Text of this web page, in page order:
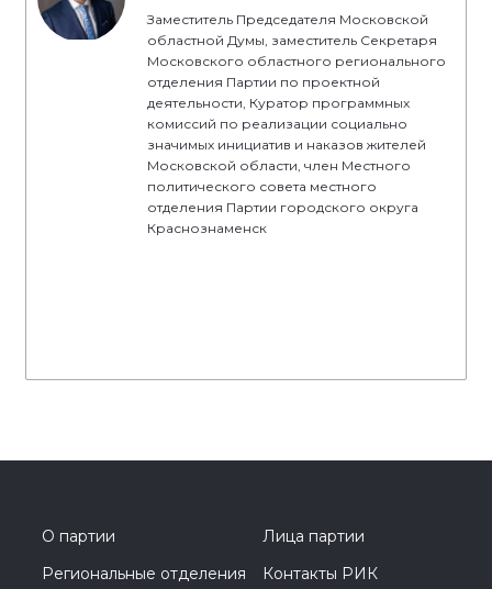
Заместитель Председателя Московской
областной Думы, заместитель Секретаря
Московского областного регионального
отделения Партии по проектной
деятельности, Куратор программных
комиссий по реализации социально
значимых инициатив и наказов жителей
Московской области, член Местного
политического совета местного
отделения Партии городского округа
Краснознаменск
О партии
Лица партии
Региональные отделения
Контакты РИК